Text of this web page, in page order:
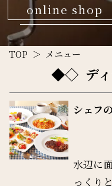
online shop
TOP メニュー
デ
シェフ
水辺に
っくり